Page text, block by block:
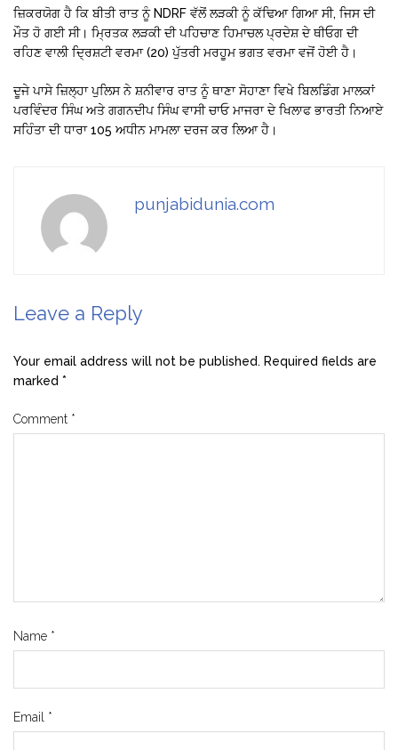
ਜ਼ਿਕਰਯੋਗ ਹੈ ਕਿ ਬੀਤੀ ਰਾਤ ਨੂੰ NDRF ਵੱਲੋਂ ਲੜਕੀ ਨੂੰ ਕੱਢਿਆ ਗਿਆ ਸੀ, ਜਿਸ ਦੀ
ਮੌਤ ਹੋ ਗਈ ਸੀ। ਮ੍ਰਿਤਕ ਲੜਕੀ ਦੀ ਪਹਿਚਾਣ ਹਿਮਾਚਲ ਪ੍ਰਦੇਸ਼ ਦੇ ਥੀਓਗ ਦੀ
ਰਹਿਣ ਵਾਲੀ ਦ੍ਰਿਸ਼ਟੀ ਵਰਮਾ (20) ਪੁੱਤਰੀ ਮਰਹੂਮ ਭਗਤ ਵਰਮਾ ਵਜੋਂ ਹੋਈ ਹੈ।
ਦੂਜੇ ਪਾਸੇ ਜ਼ਿਲ੍ਹਾ ਪੁਲਿਸ ਨੇ ਸ਼ਨੀਵਾਰ ਰਾਤ ਨੂੰ ਥਾਣਾ ਸੋਹਾਣਾ ਵਿਖੇ ਬਿਲਡਿੰਗ ਮਾਲਕਾਂ
ਪਰਵਿੰਦਰ ਸਿੰਘ ਅਤੇ ਗਗਨਦੀਪ ਸਿੰਘ ਵਾਸੀ ਚਾਓ ਮਾਜਰਾ ਦੇ ਖਿਲਾਫ ਭਾਰਤੀ ਨਿਆਏ
ਸਹਿੰਤਾ ਦੀ ਧਾਰਾ 105 ਅਧੀਨ ਮਾਮਲਾ ਦਰਜ ਕਰ ਲਿਆ ਹੈ।
punjabidunia.com
Leave a Reply
Your email address will not be published. Required fields are
marked *
Comment *
Name *
Email *